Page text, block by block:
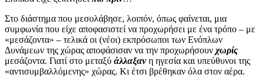
Στο διάστημα που μεσολάβησε, λοιπόν, όπως φαίνεται, μια
συμφωνία που είχε αποφασιστεί να προχωρήσει με ένα τρόπο – με
«μεσάζοντα» – τελικά οι (νέοι) εκπρόσωποι των Ενόπλων
Δυνάμεων της χώρας αποφάσισαν να την προχωρήσουν χωρίς
μεσάζοντα. Γιατί στο μεταξύ άλλαξανη ηγεσία και υπεύθυνοι της
«αντισυμβαλλόμενης» χώρας. Κι έτσι βρέθηκαν όλα στον αέρα.